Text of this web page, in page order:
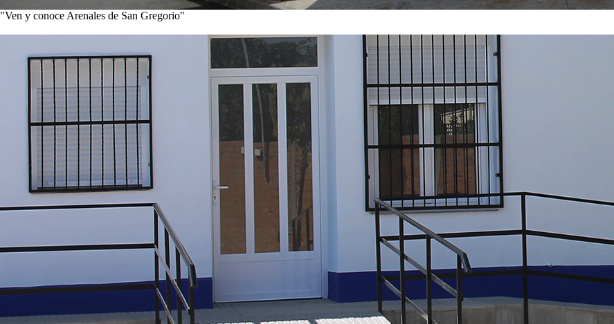
"Ven y conoce Arenales de San Gregorio"